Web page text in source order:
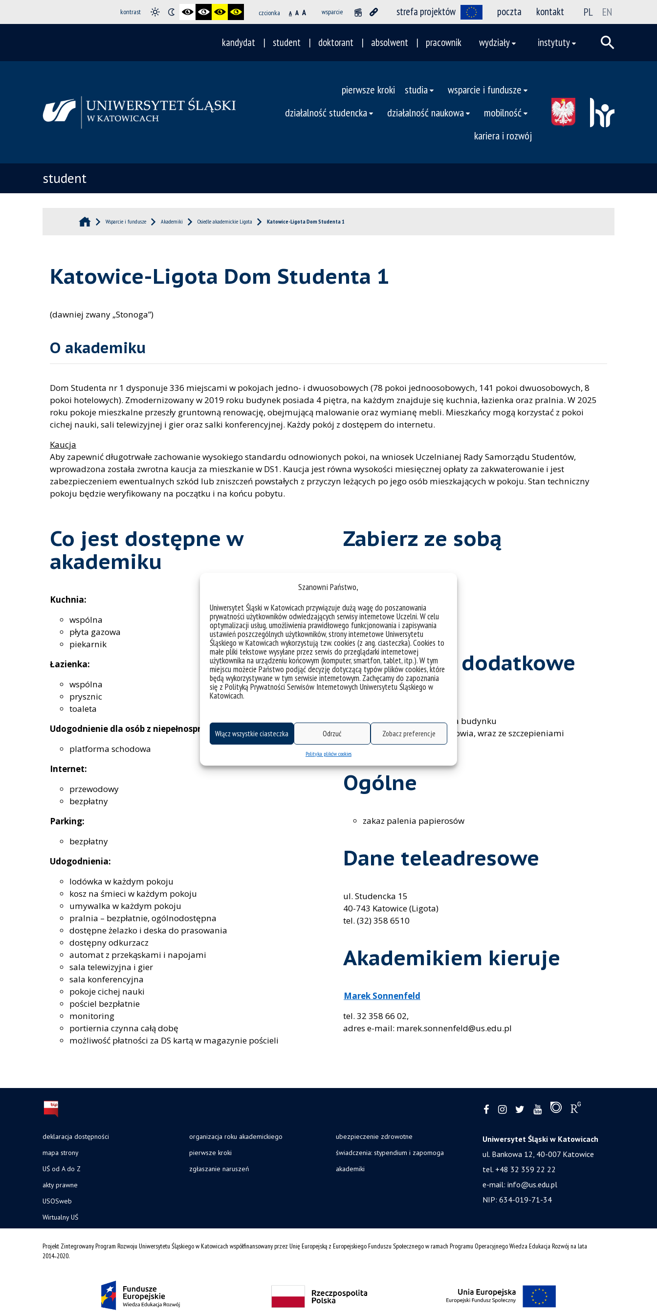
Szanowni Państwo,
Uniwersytet Śląski w Katowicach przywiązuje dużą wagę do poszanowania
prywatności użytkowników odwiedzających serwisy internetowe Uczelni. W celu
optymalizacji usług, umożliwienia prawidłowego funkcjonowania i zapisywania
ustawień poszczególnych użytkowników, strony internetowe Uniwersytetu
Śląskiego w Katowicach wykorzystują tzw. cookies (z ang. ciasteczka). Cookies to
małe pliki tekstowe wysyłane przez serwis do przeglądarki internetowej
użytkownika na urządzeniu końcowym (komputer, smartfon, tablet, itp.). W tym
miejscu możecie Państwo podjąć decyzję dotyczącą typów plików cookies, które
będą wykorzystywane w tym serwisie internetowym. Zachęcamy do zapoznania
się z Polityką Prywatności Serwisów Internetowych Uniwersytetu Śląskiego w
Katowicach.
Włącz wszystkie ciasteczka Odrzuć Zobacz preferencje
Polityka plików cookies
kontrast czcionka A A A wsparcie strefa projektów poczta kontakt PL EN
kandydat student doktorant absolwent pracownik wydziały instytuty
pierwsze kroki studia
wsparcie i fundusze
działalność studencka
działalność naukowa
mobilność
kariera i rozwój
student
Wsparcie i fundusze Akademiki Osiedle akademickie Ligota Katowice-Ligota Dom Studenta 1
Katowice-Ligota Dom Studenta 1
(dawniej zwany „Stonoga”)
O akademiku
Dom Studenta nr 1 dysponuje 336 miejscami w pokojach jedno- i dwuosobowych (78 pokoi jednoosobowych, 141 pokoi dwuosobowych, 8
pokoi hotelowych). Zmodernizowany w 2019 roku budynek posiada 4 piętra, na każdym znajduje się kuchnia, łazienka oraz pralnia. W 2025
roku pokoje mieszkalne przeszły gruntowną renowację, obejmującą malowanie oraz wymianę mebli. Mieszkańcy mogą korzystać z pokoi
cichej nauki, sali telewizyjnej i gier oraz salki konferencyjnej. Każdy pokój z dostępem do internetu.
Kaucja
Aby zapewnić długotrwałe zachowanie wysokiego standardu odnowionych pokoi, na wniosek Uczelnianej Rady Samorządu Studentów,
wprowadzona została zwrotna kaucja za mieszkanie w DS1. Kaucja jest równa wysokości miesięcznej opłaty za zakwaterowanie i jest
zabezpieczeniem ewentualnych szkód lub zniszczeń powstałych z przyczyn leżących po jego osób mieszkających w pokoju. Stan techniczny
pokoju będzie weryfikowany na początku i na końcu pobytu.
Co jest dostępne w
akademiku
Kuchnia:
wspólna
płyta gazowa
piekarnik
Łazienka:
wspólna
prysznic
toaleta
Udogodnienie dla osób z niepełnosprawnością:
platforma schodowa
Internet:
przewodowy
bezpłatny
Parking:
bezpłatny
Udogodnienia:
lodówka w każdym pokoju
kosz na śmieci w każdym pokoju
umywalka w każdym pokoju
pralnia – bezpłatnie, ogólnodostępna
dostępne żelazko i deska do prasowania
dostępny odkurzacz
automat z przekąskami i napojami
sala telewizyjna i gier
sala konferencyjna
pokoje cichej nauki
pościel bezpłatnie
monitoring
portiernia czynna całą dobę
możliwość płatności za DS kartą w magazynie pościeli
Zabierz ze sobą
czajnik
ręczniki
Informacje dodatkowe
za zgodą administratora budynku
aktualna książeczka zdrowia, wraz ze szczepieniami
do 10 kg
Ogólne
zakaz palenia papierosów
Dane teleadresowe
ul. Studencka 15
40-743 Katowice (Ligota)
tel. (32) 358 6510
Akademikiem kieruje
Marek Sonnenfeld
tel. 32 358 66 02,
adres e-mail: marek.sonnenfeld@us.edu.pl
deklaracja dostępności
mapa strony
UŚ od A do Z
akty prawne
USOSweb
Wirtualny UŚ
organizacja roku akademickiego
pierwsze kroki
zgłaszanie naruszeń
ubezpieczenie zdrowotne
świadczenia: stypendium i zapomoga
akademiki
Uniwersytet Śląski w Katowicach
ul. Bankowa 12, 40-007 Katowice
tel. +48 32 359 22 22
e-mail: info@us.edu.pl
NIP: 634-019-71-34
Projekt Zintegrowany Program Rozwoju Uniwersytetu Śląskiego w Katowicach współfinansowany przez Unię Europejską z Europejskiego Funduszu Społecznego w ramach Programu Operacyjnego Wiedza Edukacja Rozwój na lata
2014˗2020.